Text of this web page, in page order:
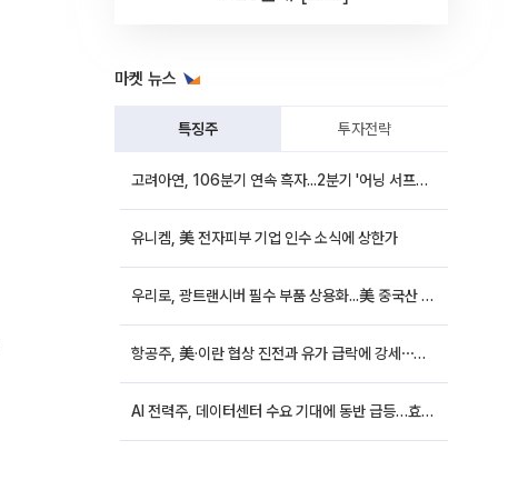
마켓 뉴스
특징주 투자전략
고려아연, 106분기 연속 흑자...2분기 '어닝 서프라이즈'에 장 초반 12%대 강세
유니켐, 美 전자피부 기업 인수 소식에 상한가
우리로, 광트랜시버 필수 부품 상용화...美 중국산 퇴출 추진에 상승세
항공주, 美·이란 협상 진전과 유가 급락에 강세⋯한진칼 8%↑
AI 전력주, 데이터센터 수요 기대에 동반 급등…효성중공업 10%↑